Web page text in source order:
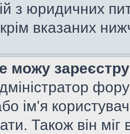
з юридичних
вказаних
можу
ім'я
Також він